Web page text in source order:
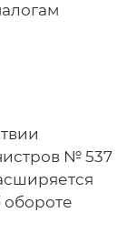
№ 537
обороте